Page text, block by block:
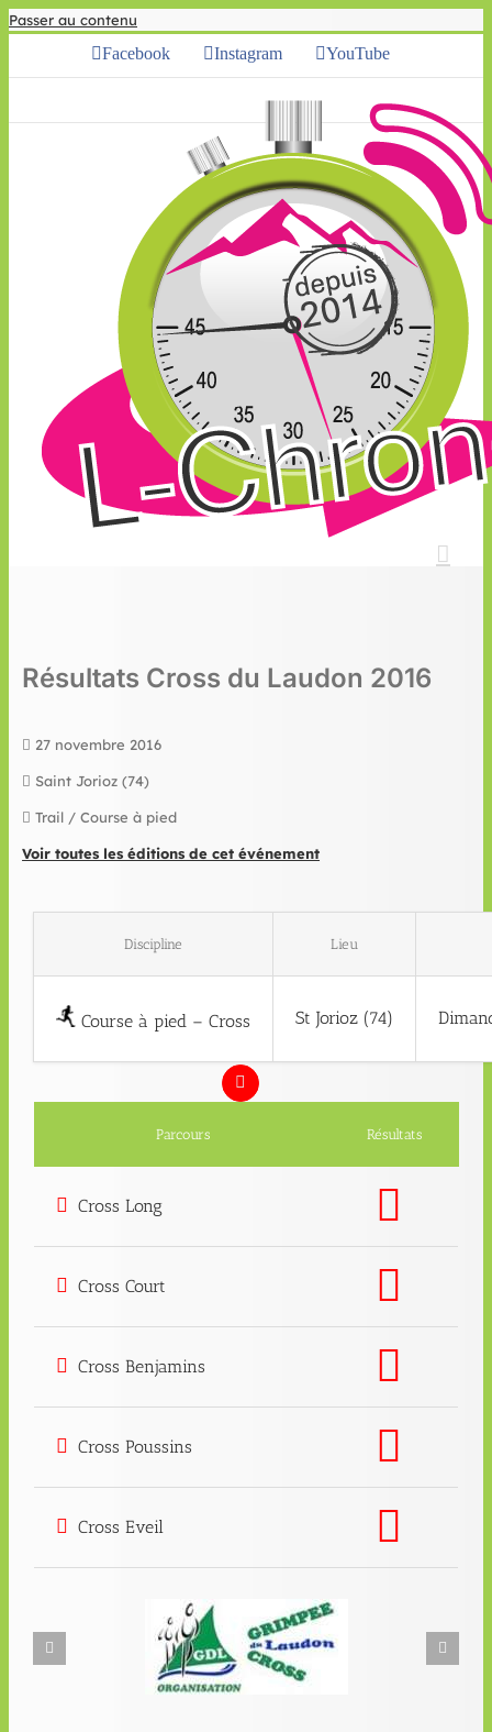
Passer au contenu
Facebook Instagram YouTube
Résultats Cross du Laudon 2016
27 novembre 2016
Saint Jorioz (74)
Trail / Course à pied
Voir toutes les éditions de cet événement
Discipline Lieu
Course à pied – Cross St Jorioz (74)
Parcours Résultats
Cross Long
Cross Court
Cross Benjamins
Cross Poussins
Cross Eveil